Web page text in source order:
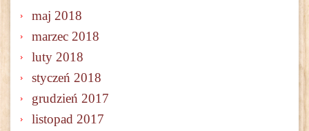
maj 2018
marzec 2018
luty 2018
styczeń 2018
grudzień 2017
listopad 2017